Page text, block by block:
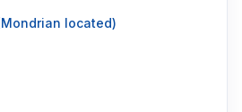
located)